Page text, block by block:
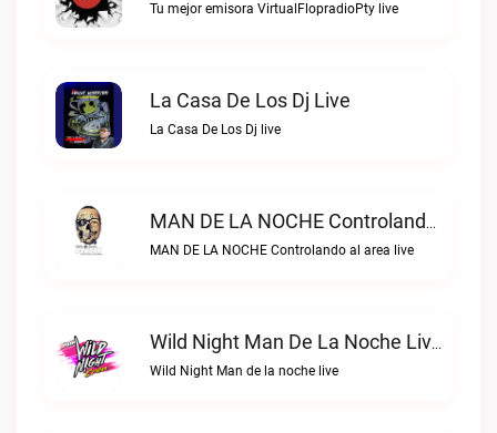
Tu mejor emisora VirtualFlopradioPty live
La Casa De Los Dj Live
La Casa De Los Dj live
MAN DE LA NOCHE Controlando Al Area Live
MAN DE LA NOCHE Controlando al area live
Wild Night Man De La Noche Live
Wild Night Man de la noche live